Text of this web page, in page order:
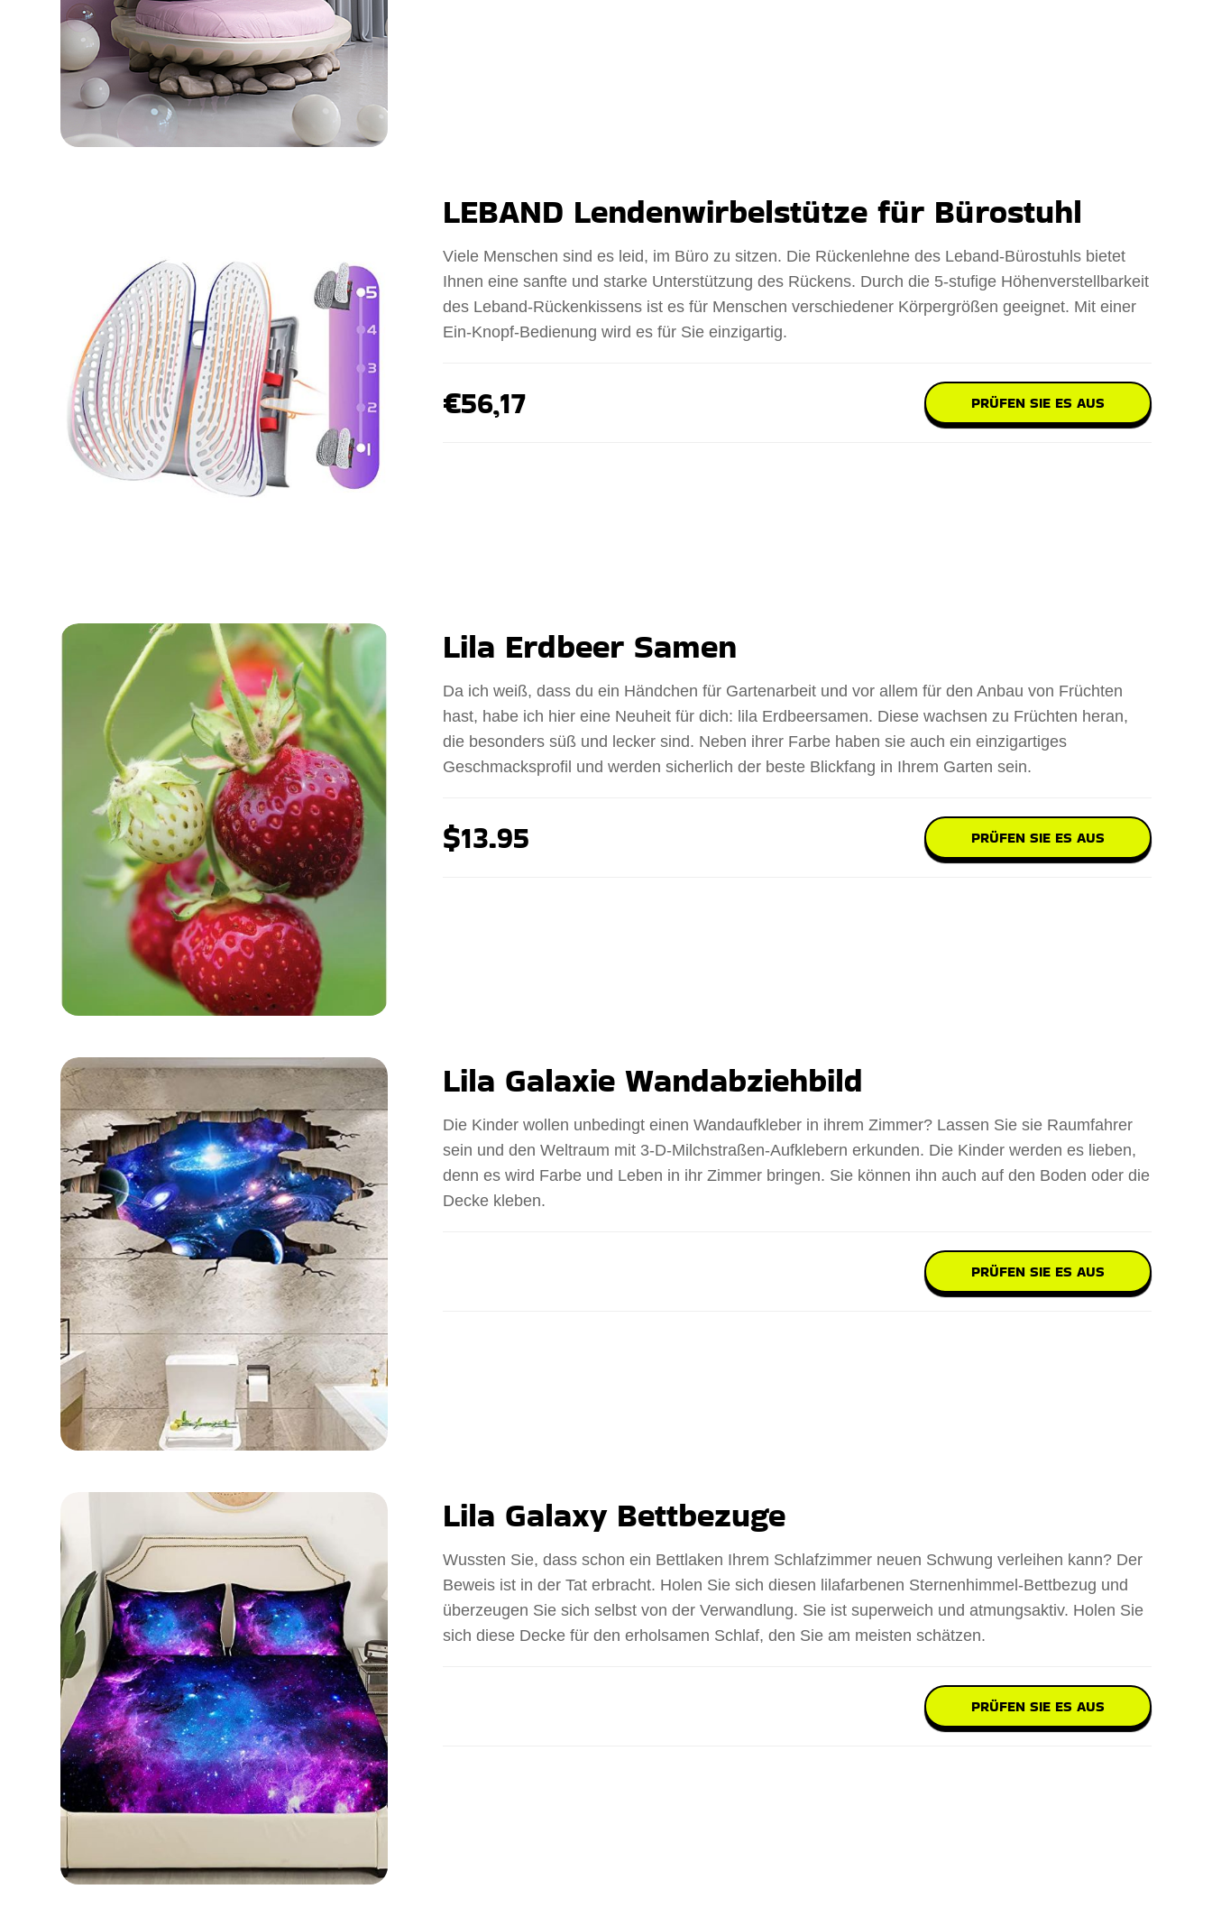
LEBAND Lendenwirbelstütze für Bürostuhl
Viele Menschen sind es leid, im Büro zu sitzen. Die Rückenlehne des Leband-Bürostuhls bietet
Ihnen eine sanfte und starke Unterstützung des Rückens. Durch die 5-stufige Höhenverstellbarkeit
des Leband-Rückenkissens ist es für Menschen verschiedener Körpergrößen geeignet. Mit einer
Ein-Knopf-Bedienung wird es für Sie einzigartig.
€56,17 PRÜFEN SIE ES AUS
Lila Erdbeer Samen
Da ich weiß, dass du ein Händchen für Gartenarbeit und vor allem für den Anbau von Früchten
hast, habe ich hier eine Neuheit für dich: lila Erdbeersamen. Diese wachsen zu Früchten heran,
die besonders süß und lecker sind. Neben ihrer Farbe haben sie auch ein einzigartiges
Geschmacksprofil und werden sicherlich der beste Blickfang in Ihrem Garten sein.
$13.95 PRÜFEN SIE ES AUS
Lila Galaxie Wandabziehbild
Die Kinder wollen unbedingt einen Wandaufkleber in ihrem Zimmer? Lassen Sie sie Raumfahrer
sein und den Weltraum mit 3-D-Milchstraßen-Aufklebern erkunden. Die Kinder werden es lieben,
denn es wird Farbe und Leben in ihr Zimmer bringen. Sie können ihn auch auf den Boden oder die
Decke kleben.
PRÜFEN SIE ES AUS
Lila Galaxy Bettbezuge
Wussten Sie, dass schon ein Bettlaken Ihrem Schlafzimmer neuen Schwung verleihen kann? Der
Beweis ist in der Tat erbracht. Holen Sie sich diesen lilafarbenen Sternenhimmel-Bettbezug und
überzeugen Sie sich selbst von der Verwandlung. Sie ist superweich und atmungsaktiv. Holen Sie
sich diese Decke für den erholsamen Schlaf, den Sie am meisten schätzen.
PRÜFEN SIE ES AUS